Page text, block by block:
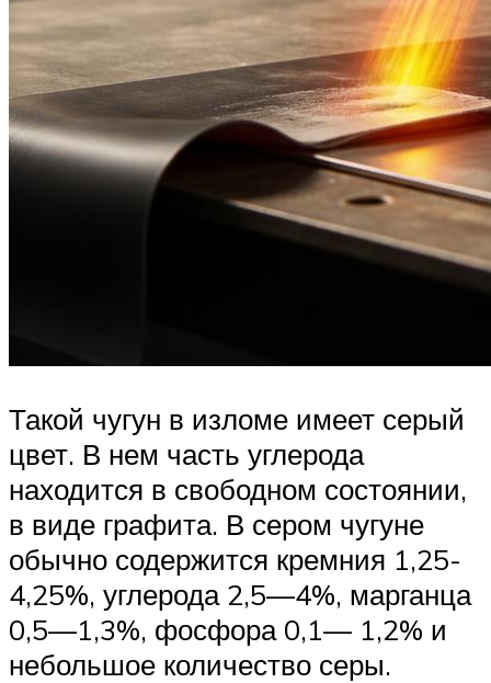
Такой чугун в изломе имеет серый
цвет. В нем часть углерода
находится в свободном состоянии,
в виде графита. В сером чугуне
обычно содержится кремния 1,25-
4,25%, углерода 2,5—4%, марганца
0,5—1,3%, фосфора 0,1— 1,2% и
небольшое количество серы.